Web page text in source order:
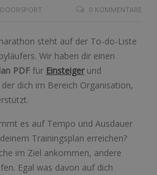
0 KOMMENTARE
steht auf der To-do-Liste
Wir haben dir einen
PDF für Einsteigerund
dich im Bereich Organisation,
es auf Tempo und Ausdauer
Trainingsplan erreichen?
im Ziel ankommen, andere
Egal was davon auf dich